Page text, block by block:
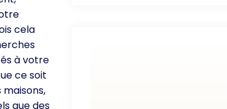
cela
à votre
ce soit
que des